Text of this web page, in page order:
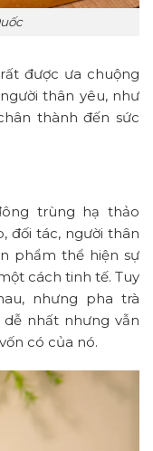
được ưa chuộng
thân yêu, như
thành đến sức
trùng hạ thảo
đối tác, người thân
phẩm thể hiện sự
cách tinh tế. Tuy
nhưng pha trà
nhất nhưng vẫn
có của nó.